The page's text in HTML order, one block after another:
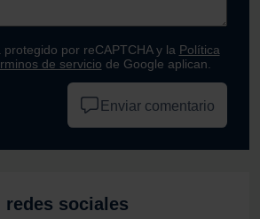
protegido por reCAPTCHA y la Política
de servicio de Google aplican.
Enviar comentario
redes sociales